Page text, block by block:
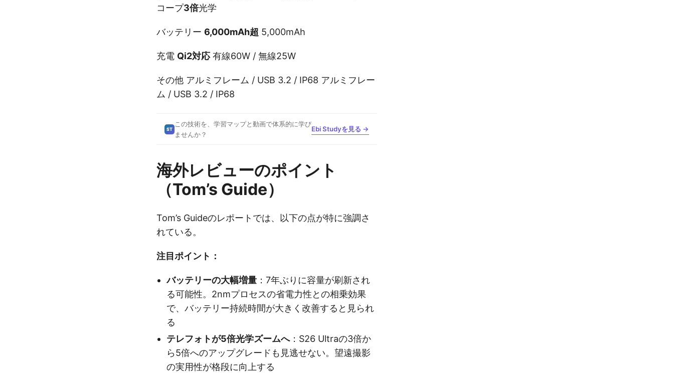
コープ3倍光学
バッテリー 6,000mAh超 5,000mAh
充電 Qi2対応有線60W / 無線25W
その他 アルミフレーム / USB 3.2 / IP68 アルミフレー
ム / USB 3.2 / IP68
ST
この技術を、学習マップと動画で体系的に学び
ませんか？
Ebi Studyを見る →
海外レビューのポイント
（Tom’s Guide）
Tom’s Guideのレポートでは、以下の点が特に強調さ
れている。
注目ポイント：
バッテリーの大幅増量 ：7年ぶりに容量が刷新され
る可能性。2nmプロセスの省電力性との相乗効果
で、バッテリー持続時間が大きく改善すると見られ
る
テレフォトが5倍光学ズームへ：S26 Ultraの3倍か
ら5倍へのアップグレードも見逃せない。望遠撮影
の実用性が格段に向上する